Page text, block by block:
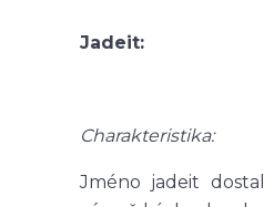
Jadeit:
Charakteristika:
Jméno jadeit